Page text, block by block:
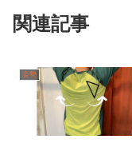
関連記事
姿勢